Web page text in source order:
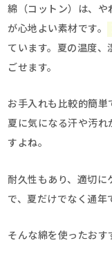
綿（コットン）は、や
が心地よい素材です。
ています。夏の温度、
ごせます。
お手入れも比較的簡単
夏に気になる汗や汚れ
すよね。
耐久性もあり、適切に
で、夏だけでなく通年
そんな綿を使ったおす